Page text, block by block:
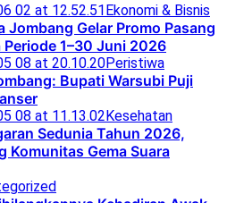
Ekonomi & Bisnis
Jombang Gelar Promo Pasang
1–30 Juni 2026
Peristiwa
Bupati Warsubi Puji
Kesehatan
Sedunia Tahun 2026,
Komunitas Gema Suara